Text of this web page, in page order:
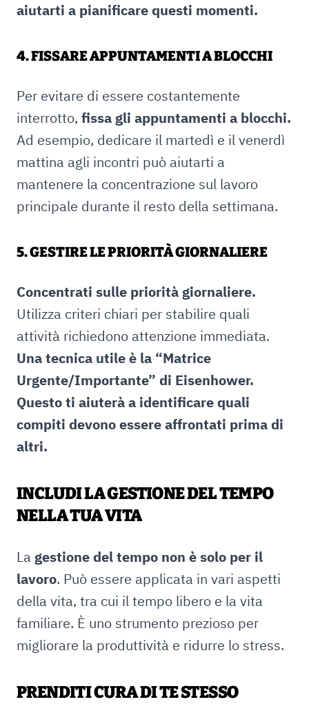
aiutarti a pianificare questi momenti.
4. FISSARE APPUNTAMENTI A BLOCCHI
Per evitare di essere costantemente
interrotto, fissa gli appuntamenti a blocchi.
Ad esempio, dedicare il martedì e il venerdì
mattina agli incontri può aiutarti a
mantenere la concentrazione sul lavoro
principale durante il resto della settimana.
5. GESTIRE LE PRIORITÀ GIORNALIERE
Concentrati sulle priorità giornaliere.
Utilizza criteri chiari per stabilire quali
attività richiedono attenzione immediata.
Una tecnica utile è la “Matrice
Urgente/Importante” di Eisenhower.
Questo ti aiuterà a identificare quali
compiti devono essere affrontati prima di
altri.
INCLUDI LA GESTIONE DEL TEMPO
NELLA TUA VITA
La gestione del tempo non è solo per il
lavoro. Può essere applicata in vari aspetti
della vita, tra cui il tempo libero e la vita
familiare. È uno strumento prezioso per
migliorare la produttività e ridurre lo stress.
PRENDITI CURA DI TE STESSO